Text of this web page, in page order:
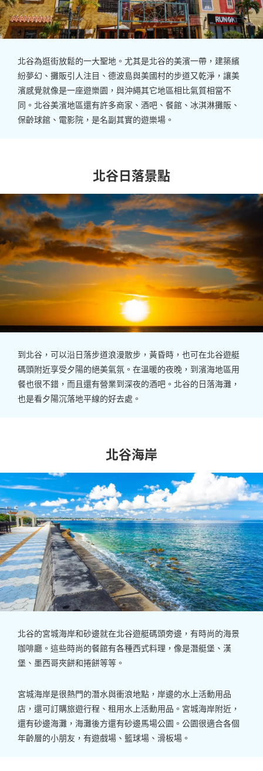
北谷為逛街放鬆的一大聖地。尤其是北谷的美濱一帶，建築繽
紛夢幻、攤販引人注目、德波島與美國村的步道又乾淨，讓美
濱感覺就像是一座遊樂園，與沖繩其它地區相比氣質相當不
同。北谷美濱地區還有許多商家、酒吧、餐館、冰淇淋攤販、
保齡球館、電影院，是名副其實的遊樂場。
北谷日落景點
到北谷，可以沿日落步道浪漫散步，黃昏時，也可在北谷遊艇
碼頭附近享受夕陽的絕美氣氛。在溫暖的夜晚，到濱海地區用
餐也很不錯，而且還有營業到深夜的酒吧。北谷的日落海灘，
也是看夕陽沉落地平線的好去處。
北谷海岸
北谷的宮城海岸和砂邊就在北谷遊艇碼頭旁邊，有時尚的海景
咖啡廳。這些時尚的餐館有各種西式料理，像是潛艇堡、漢
堡、墨西哥夾餅和捲餅等等。
宮城海岸是很熱門的潛水與衝浪地點，岸邊的水上活動用品
店，還可訂購旅遊行程、租用水上活動用品。宮城海岸附近，
還有砂邊海灘，海灘後方還有砂邊馬場公園。公園很適合各個
年齡層的小朋友，有遊戲場、籃球場、滑板場。